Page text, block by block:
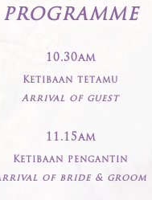
PROGRAMME
10.30am
Ketibaan tetamu
Arrival of guest
11.15am
Ketibaan pengantin
of bride & groom